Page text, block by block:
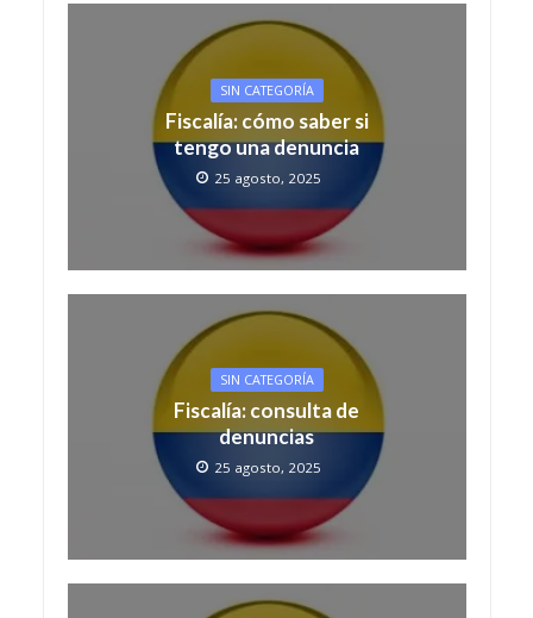
SIN CATEGORÍA
Fiscalía: cómo saber si
tengo una denuncia
25 agosto, 2025
SIN CATEGORÍA
Fiscalía: consulta de
denuncias
25 agosto, 2025